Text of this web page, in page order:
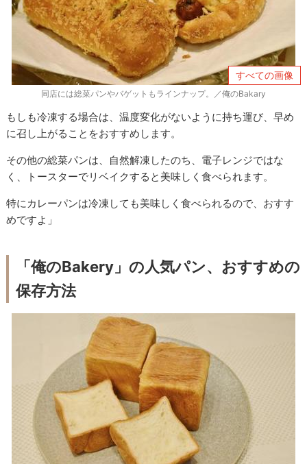
すべての画像
同店には総菜パンやバゲットもラインナップ。／俺のBakary
もしも冷凍する場合は、温度変化がないように持ち運び、早め
に召し上がることをおすすめします。
その他の総菜パンは、自然解凍したのち、電子レンジではな
く、トースターでリベイクすると美味しく食べられます。
特にカレーパンは冷凍しても美味しく食べられるので、おすす
めですよ」
「俺のBakery」の人気パン、おすすめの
保存方法